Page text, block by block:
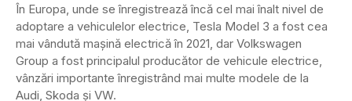
În Europa, unde se înregistrează încă cel mai înalt nivel de
adoptare a vehiculelor electrice, Tesla Model 3 a fost cea
mai vândută mașină electrică în 2021, dar Volkswagen
Group a fost principalul producător de vehicule electrice,
vânzări importante înregistrând mai multe modele de la
Audi, Skoda și VW.